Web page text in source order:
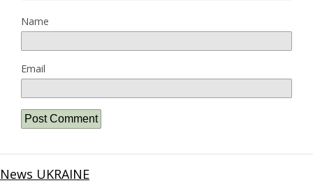
Name
Email
News UKRAINE